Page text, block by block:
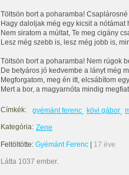
Töltsön bort a poharamba!
Hagy daloljak még egy kicsit a nótámat
Nem siratom a múltat, Te meg cigány
Lesz még szebb is, lesz még jobb is,
Töltsön bort a poharamba! Nem rúgok
De betyáros jó kedvembe a lányt még
Megforgatom, meg én itt, elcsábítom
Mert a bor, a magyarnóta mindig
Címkék: gyémánt ferenc kövi gábor
Kategória: Zene
Feltöltötte: Gyémánt Ferenc 17 éve
Látta 1037 ember.